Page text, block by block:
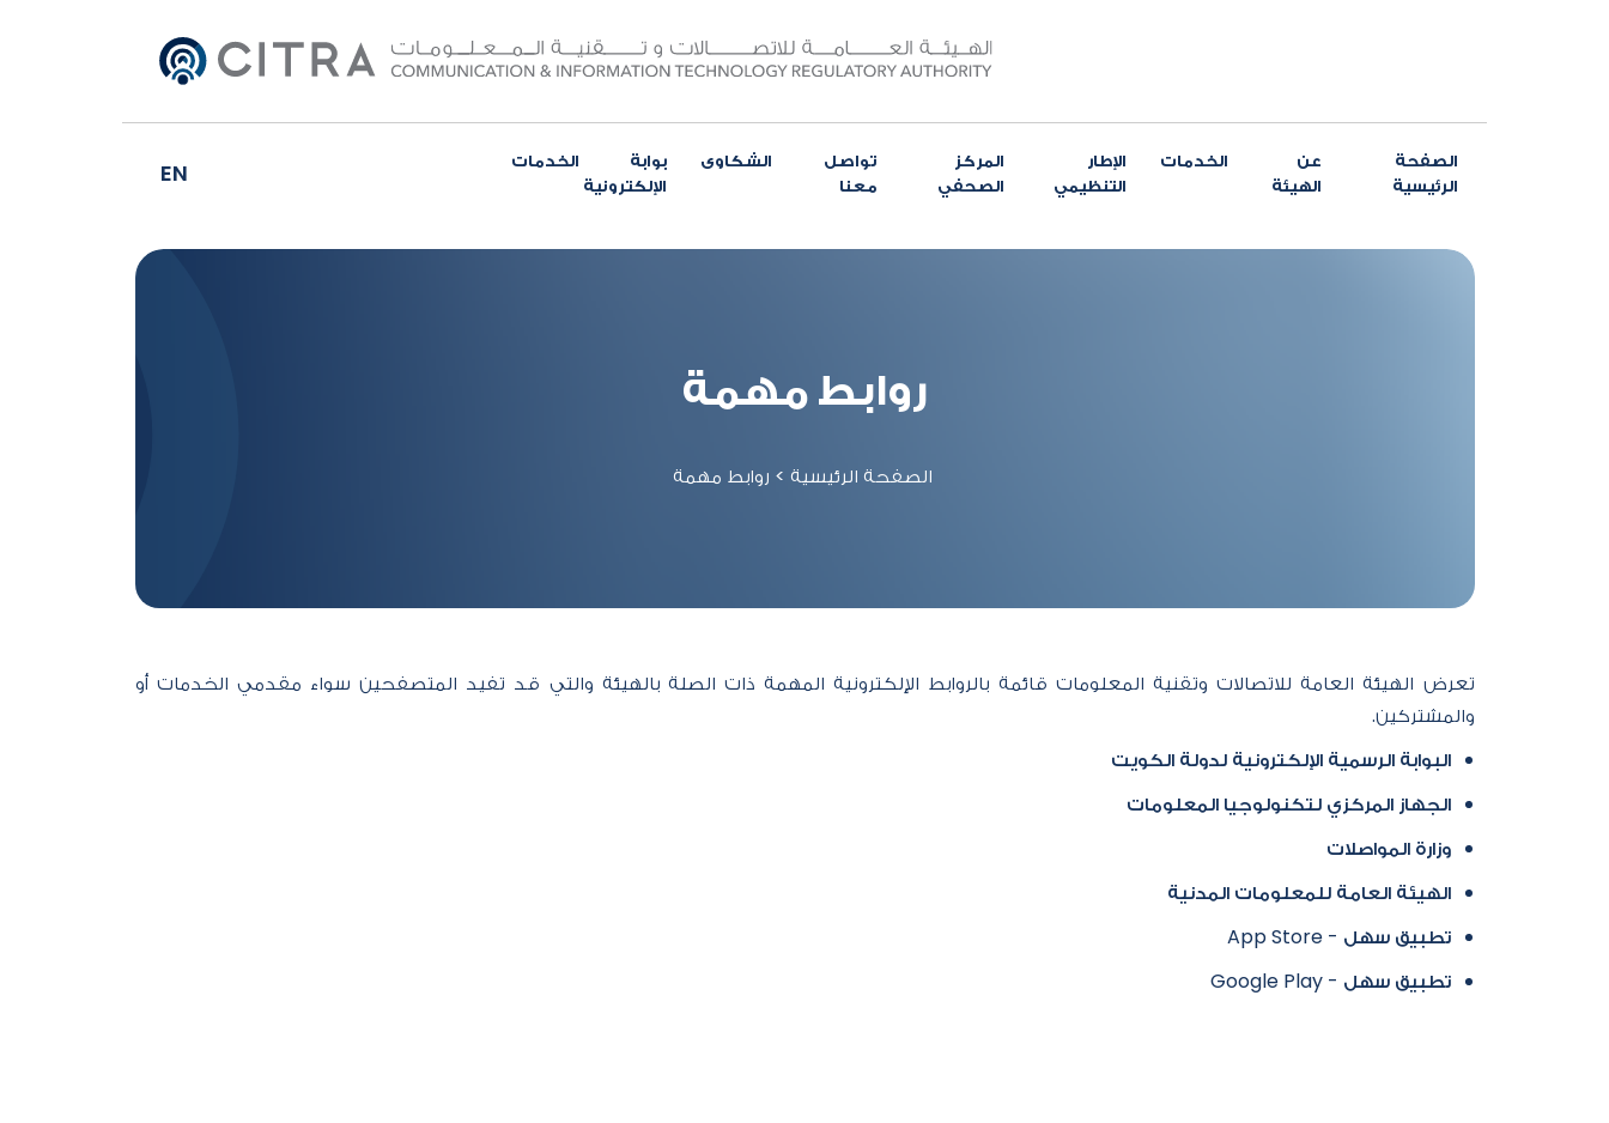
الصفحة
الرئيسية
عن
الهيئة
الخدمات
الإطار
التنظيمي
المركز
الصحفي
تواصل
معنا
الشكاوى
بوابة الخدمات
الإلكترونية
EN
روابط مهمة
الصفحة الرئيسية > روابط مهمة
تعرض الهيئة العامة للاتصالات وتقنية المعلومات قائمة بالروابط الإلكترونية المهمة ذات الصلة بالهيئة والتي قد تفيد المتصفحين سواء مقدمي الخدمات أو
والمشتركين.​
البوابة الرسمية الإلكترونية لدولة الكويت
الجهاز المركزي لتكنولوجيا المعلومات
وزارة المواصلات
الهيئة العامة للمعلومات المدنية
تطبيق سهل - App Store ​
تطبيق سهل - Google Play